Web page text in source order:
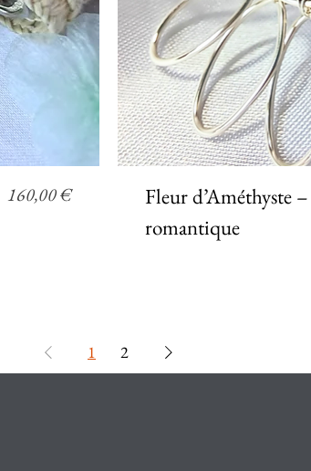
Prix
160,00 €
Fleur d’Améthyste
romantique
1 2